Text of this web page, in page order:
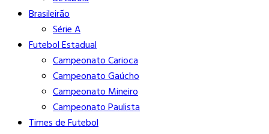
Brasileirão
Série A
Futebol Estadual
Campeonato Carioca
Campeonato Gaúcho
Campeonato Mineiro
Campeonato Paulista
Times de Futebol